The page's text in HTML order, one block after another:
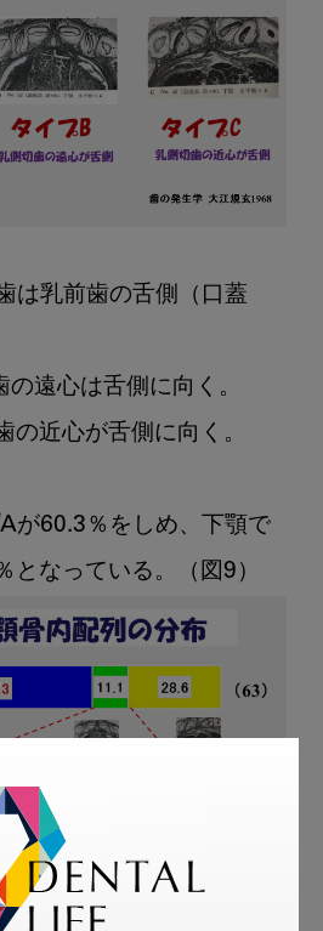
は乳前歯の舌側（口蓋
遠心は舌側に向く。
の近心が舌側に向く。
が60.3％をしめ、下顎で